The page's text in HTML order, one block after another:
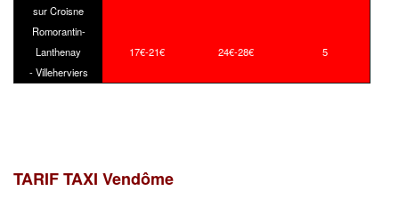
sur Croisne
Romorantin-
Lanthenay
- Villeherviers
17€-21€ 24€-28€ 5
TARIF TAXI Vendôme